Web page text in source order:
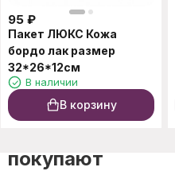
95 ₽
Пакет ЛЮКС Кожа
бордо лак размер
32*26*12см
В наличии
В корзину
покупают